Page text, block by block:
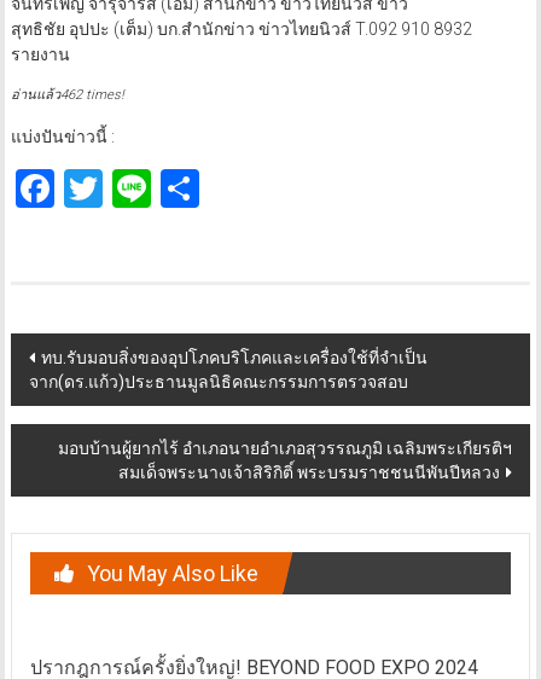
สุทธิชัย อุปปะ (เต็ม) บก.สำนักข่าว ข่าวไทยนิวส์ T.092 910 8932
รายงาน
อ่านแล้ว462 times!
แบ่งปันข่าวนี้ :
Facebook
Twitter
LineShare
Post
navigation
ทบ.รับมอบสิ่งของอุปโภคบริโภคและเครื่องใช้ที่จำเป็น
จาก(ดร.แก้ว)ประธานมูลนิธิคณะกรรมการตรวจสอบ
มอบบ้านผู้ยากไร้ อำเภอนายอำเภอสุวรรณภูมิ เฉลิมพระเกียรติฯ
สมเด็จพระนางเจ้าสิริกิติ์ พระบรมราชชนนีพันปีหลวง
You May Also Like
ปรากฎการณ์ครั้งยิ่งใหญ่! BEYOND FOOD EXPO 2024